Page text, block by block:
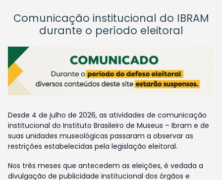
Comunicação institucional do IBRAM
durante o período eleitoral
Desde 4 de julho de 2026, as atividades de comunicação
institucional do Instituto Brasileiro de Museus – Ibram e de
suas unidades museológicas passaram a observar as
restrições estabelecidas pela legislação eleitoral.
Nos três meses que antecedem as eleições, é vedada a
divulgação de publicidade institucional dos órgãos e